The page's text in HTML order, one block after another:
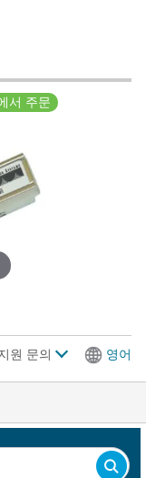
서 주문
원 문의 영어